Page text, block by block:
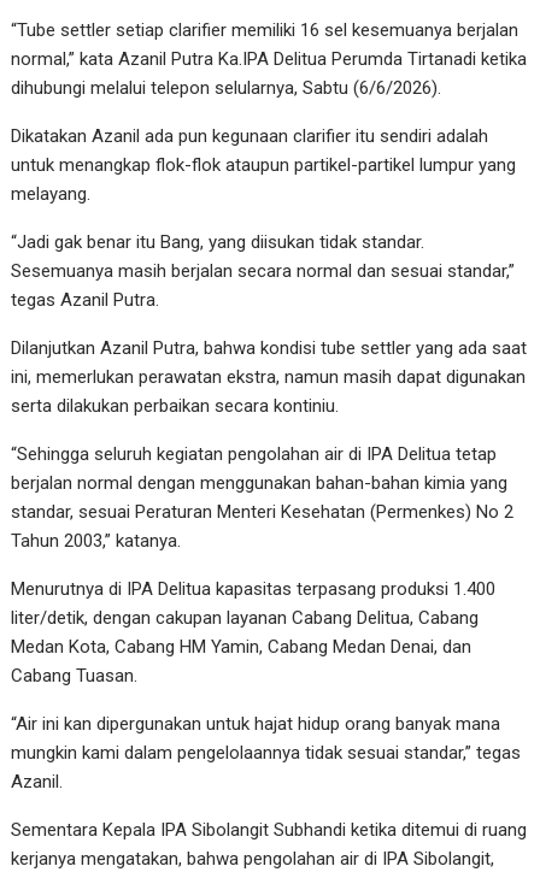
“Tube settler setiap clarifier memiliki 16 sel kesemuanya berjalan
normal,” kata Azanil Putra Ka.IPA Delitua Perumda Tirtanadi ketika
dihubungi melalui telepon selularnya, Sabtu (6/6/2026).
Dikatakan Azanil ada pun kegunaan clarifier itu sendiri adalah
untuk menangkap flok-flok ataupun partikel-partikel lumpur yang
melayang.
“Jadi gak benar itu Bang, yang diisukan tidak standar.
Sesemuanya masih berjalan secara normal dan sesuai standar,”
tegas Azanil Putra.
Dilanjutkan Azanil Putra, bahwa kondisi tube settler yang ada saat
ini, memerlukan perawatan ekstra, namun masih dapat digunakan
serta dilakukan perbaikan secara kontiniu.
“Sehingga seluruh kegiatan pengolahan air di IPA Delitua tetap
berjalan normal dengan menggunakan bahan-bahan kimia yang
standar, sesuai Peraturan Menteri Kesehatan (Permenkes) No 2
Tahun 2003,” katanya.
Menurutnya di IPA Delitua kapasitas terpasang produksi 1.400
liter/detik, dengan cakupan layanan Cabang Delitua, Cabang
Medan Kota, Cabang HM Yamin, Cabang Medan Denai, dan
Cabang Tuasan.
“Air ini kan dipergunakan untuk hajat hidup orang banyak mana
mungkin kami dalam pengelolaannya tidak sesuai standar,” tegas
Azanil.
Sementara Kepala IPA Sibolangit Subhandi ketika ditemui di ruang
kerjanya mengatakan, bahwa pengolahan air di IPA Sibolangit,